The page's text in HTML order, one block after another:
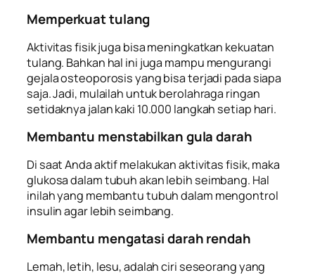
Memperkuat tulang
Aktivitas fisik juga bisa meningkatkan kekuatan
tulang. Bahkan hal ini juga mampu mengurangi
gejala osteoporosis yang bisa terjadi pada siapa
saja. Jadi, mulailah untuk berolahraga ringan
setidaknya jalan kaki 10.000 langkah setiap hari.
Membantu menstabilkan gula darah
Di saat Anda aktif melakukan aktivitas fisik, maka
glukosa dalam tubuh akan lebih seimbang. Hal
inilah yang membantu tubuh dalam mengontrol
insulin agar lebih seimbang.
Membantu mengatasi darah rendah
Lemah, letih, lesu, adalah ciri seseorang yang